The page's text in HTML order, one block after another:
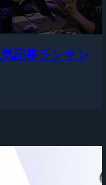
記事ランキン